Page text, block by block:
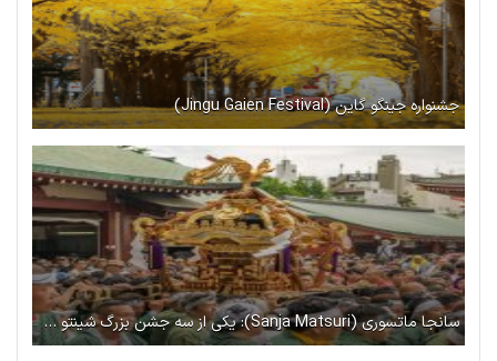
جشنواره جینگو گاین (Jingu Gaien Festival)
سانجا ماتسوری (Sanja Matsuri): یکی از سه جشن‌ بزرگ شینتو در توکیو